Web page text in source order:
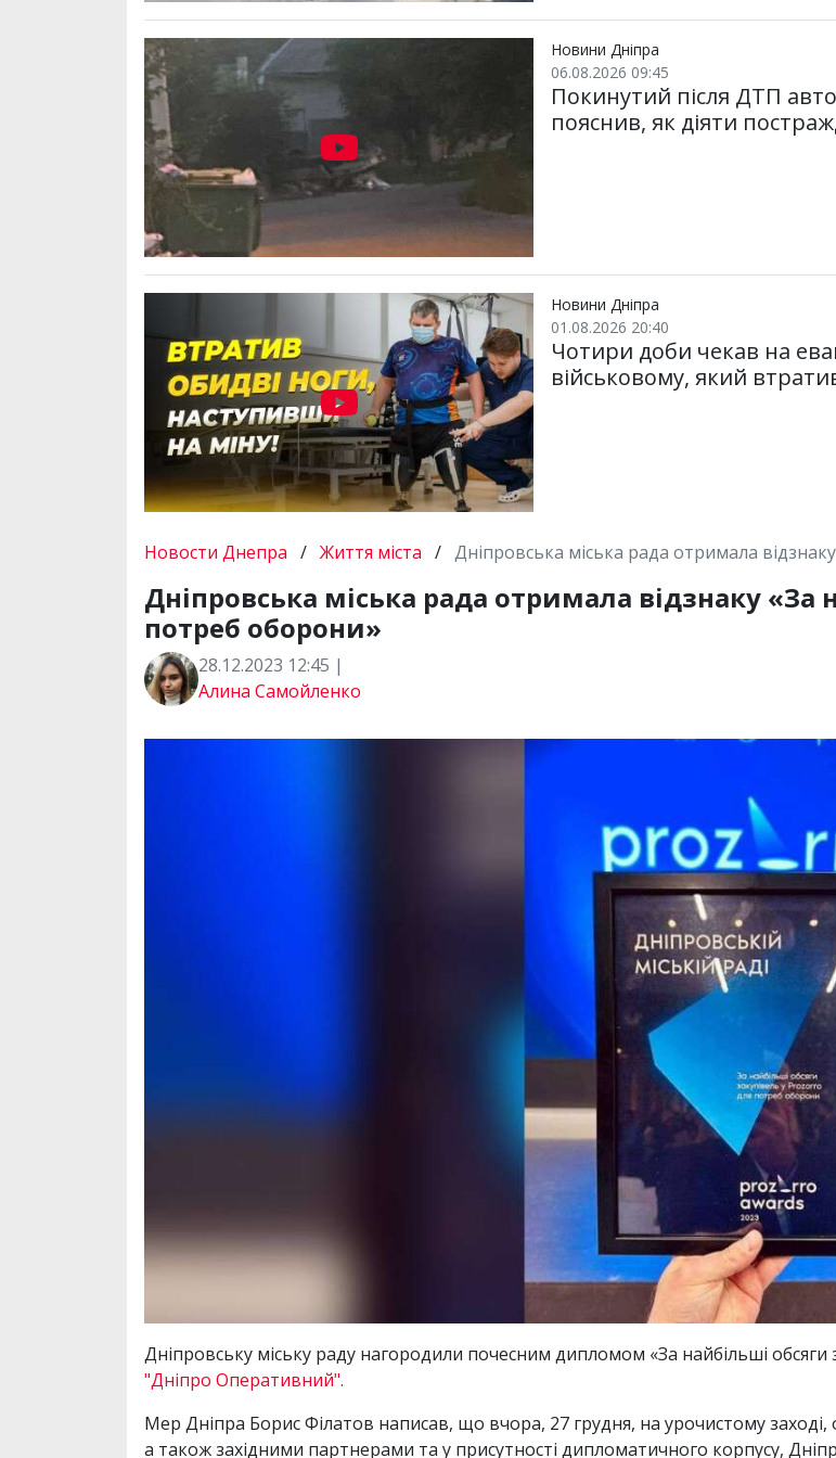
Новини Дніпра
06.08.2026 09:45
Покинутий після ДТП
пояснив, як діяти
Новини Дніпра
01.08.2026 20:40
Чотири доби чекав на
військовому, який
Новости Днепра / Життя міста / Дніпровська міська рада отримала
Дніпровська міська рада отримала відзнаку «За
потреб оборони»
28.12.2023 12:45 |
Алина Самойленко
Дніпровську міську раду нагородили почесним дипломом «За найбільші
"Дніпро Оперативний".
Мер Дніпра Борис Філатов написав, що вчора, 27 грудня, на урочистому заході,
а також західними партнерами та у присутності дипломатичного корпусу,